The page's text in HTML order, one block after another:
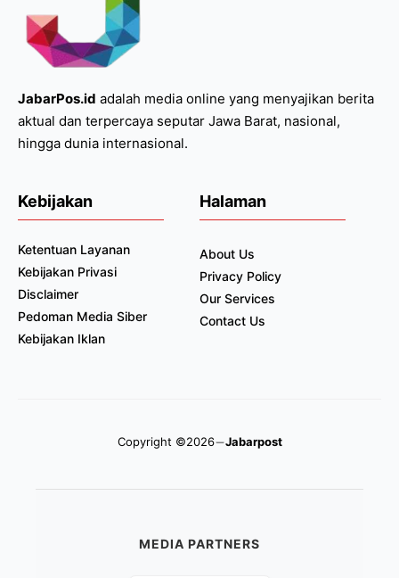
JabarPos.id adalah media online yang menyajikan berita
aktual dan terpercaya seputar Jawa Barat, nasional,
hingga dunia internasional.
Kebijakan
Ketentuan Layanan
Kebijakan Privasi
Disclaimer
Pedoman Media Siber
Kebijakan Iklan
Halaman
About Us
Privacy Policy
Our Services
Contact Us
Copyright ©2026 Jabarpost
MEDIA PARTNERS